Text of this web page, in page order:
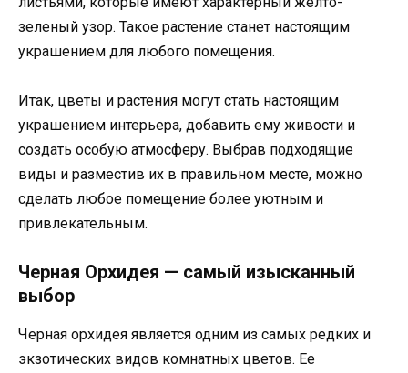
зеленый узор. Такое растение станет настоящим
украшением для любого помещения.
Итак, цветы и растения могут стать настоящим
украшением интерьера, добавить ему живости и
создать особую атмосферу. Выбрав подходящие
виды и разместив их в правильном месте, можно
сделать любое помещение более уютным и
привлекательным.
Черная Орхидея — самый изысканный
выбор
Черная орхидея является одним из самых редких и
экзотических видов комнатных цветов. Ее